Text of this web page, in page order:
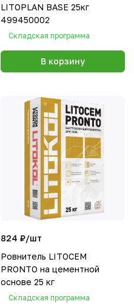
LITOPLAN BASE 25кг
499450002
Складская программа
В корзину
824 ₽/шт
Ровнитель LITOCEM
PRONTO на цементной
основе 25 кг
Складская программа